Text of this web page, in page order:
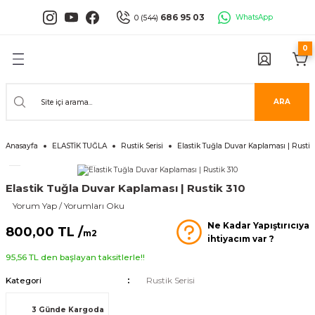
0 (544) 686 95 03 WhatsApp
Geri Dön
Geri Dön
PANELLER
Geri Dön
Geri Dön
Geri Dön
Paneller
Geri Dön
ARA
0
Anasayfa ELASTİK TUĞLA Rustik Serisi Elastik Tuğla Duvar Kaplaması | Rustik
Elastik Tuğla Duvar Kaplaması | Rustik 310
Yorum Yap / Yorumları Oku
800,00 TL /m2
Ne Kadar Yapıştırıcıya
ihtiyacım var ?
95,56 TL den başlayan taksitlerle!!
Kategori Rustik Serisi
3 Günde Kargoda